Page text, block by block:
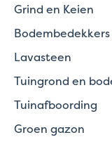
Grind en Keien
Bodembedekkers
Lavasteen
Tuingrond en
Tuinafboording
Groen gazon